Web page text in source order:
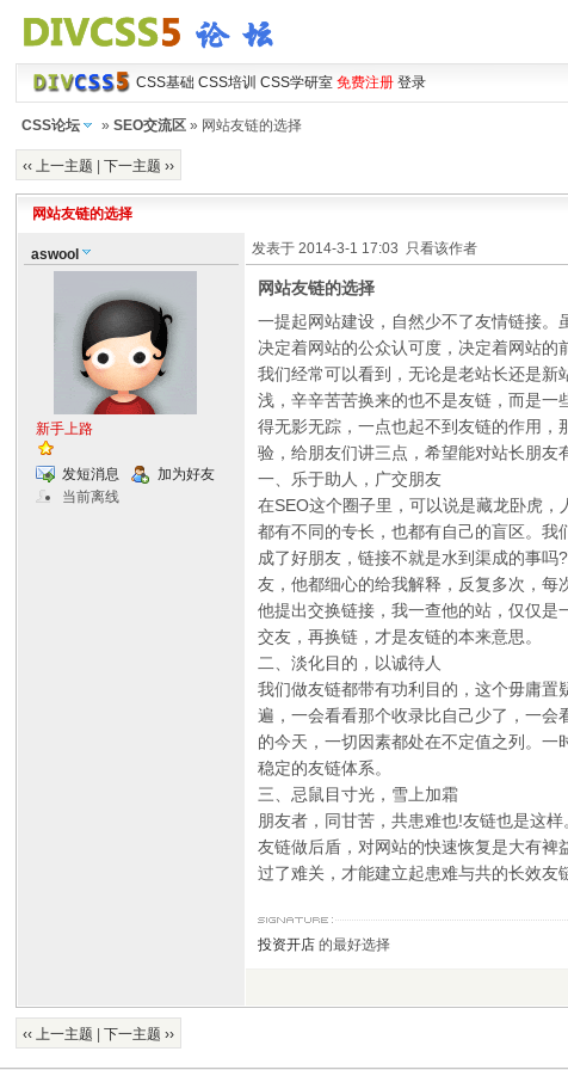
CSS基础 CSS培训 CSS学研室 免费注册 登录
CSS论坛 »SEO交流区 » 网站友链的选择
‹‹ 上一主题 |下一主题 ››
网站友链的选择
aswool
新手上路
发短消息
加为好友
当前离线
发表于 2014-3-1 17:03 只看该作者
网站友链的选择
一提起网站建设，自然少不了友情链接。
决定着网站的公众认可度，决定着网站的
我们经常可以看到，无论是老站长还是
浅，辛辛苦苦换来的也不是友链，而是
得无影无踪，一点也起不到友链的作用
验，给朋友们讲三点，希望能对站长朋友
一、乐于助人，广交朋友
在SEO这个圈子里，可以说是藏龙卧虎
都有不同的专长，也都有自己的盲区。我
成了好朋友，链接不就是水到渠成的事
友，他都细心的给我解释，反复多次，
他提出交换链接，我一查他的站，仅仅
交友，再换链，才是友链的本来意思。
二、淡化目的，以诚待人
我们做友链都带有功利目的，这个毋庸
遍，一会看看那个收录比自己少了，一
的今天，一切因素都处在不定值之列。
稳定的友链体系。
三、忌鼠目寸光，雪上加霜
朋友者，同甘苦，共患难也!友链也是这
友链做后盾，对网站的快速恢复是大有
过了难关，才能建立起患难与共的长效友
投资开店 的最好选择
‹‹ 上一主题 |下一主题 ››